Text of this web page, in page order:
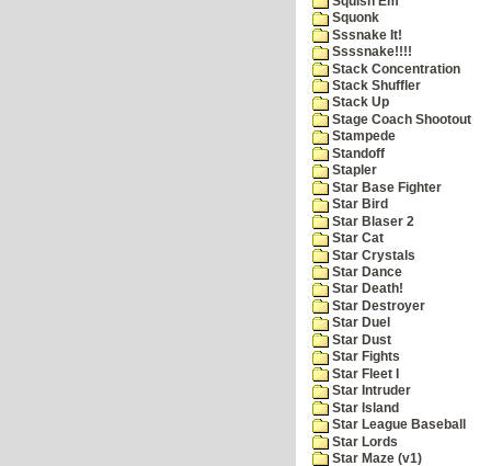
Squonk
Sssnake It!
Ssssnake!!!!
Stack Concentration
Stack Shuffler
Stack Up
Stage Coach Shootout
Stampede
Standoff
Stapler
Star Base Fighter
Star Bird
Star Blaser 2
Star Cat
Star Crystals
Star Dance
Star Death!
Star Destroyer
Star Duel
Star Dust
Star Fights
Star Fleet I
Star Intruder
Star Island
Star League Baseball
Star Lords
Star Maze (v1)